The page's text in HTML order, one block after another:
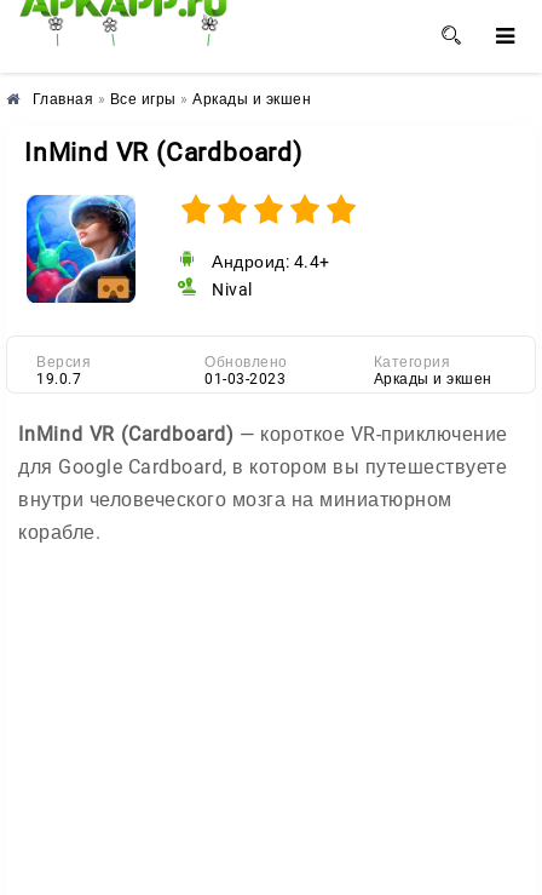
🌸 🌼 🌺
Главная » Все игры » Аркады и экшен
InMind VR (Cardboard)
Андроид: 4.4+
Nival
Версия
19.0.7
Обновлено
01-03-2023
Категория
Аркады и экшен
InMind VR (Cardboard) — короткое VR-приключение
для Google Cardboard, в котором вы путешествуете
внутри человеческого мозга на миниатюрном
корабле.